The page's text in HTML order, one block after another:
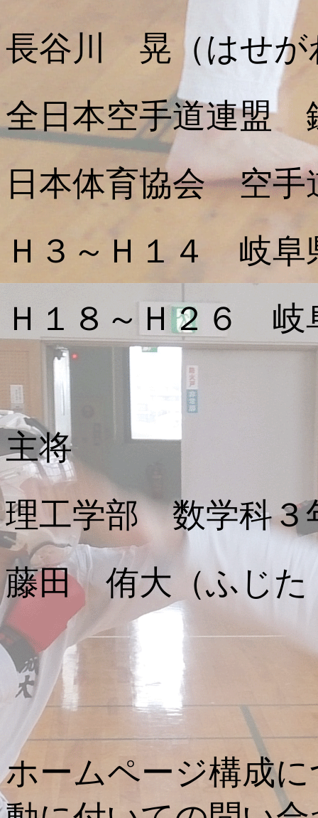
長谷川 晃（はせ
全日本空手道連盟
日本体育協会 空手
Ｈ３～Ｈ１４ 岐阜
Ｈ１８～Ｈ２６ 岐
主将
理工学部 数学科３
藤田 侑大（ふじ
ホームページ構成